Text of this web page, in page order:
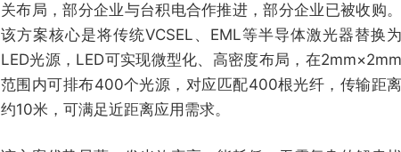
关布局，部分企业与台积电合作推进，部分企业已被收购。
该方案核心是将传统VCSEL、EML等半导体激光器替换为
LED光源，LED可实现微型化、高密度布局，在2mm×2mm
范围内可排布400个光源，对应匹配400根光纤，传输距离
约10米，可满足近距离应用需求。